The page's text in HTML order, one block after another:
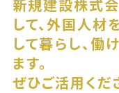
新規建設株式
して、外国人
して暮らし、働
ます。
ぜひご活用くだ